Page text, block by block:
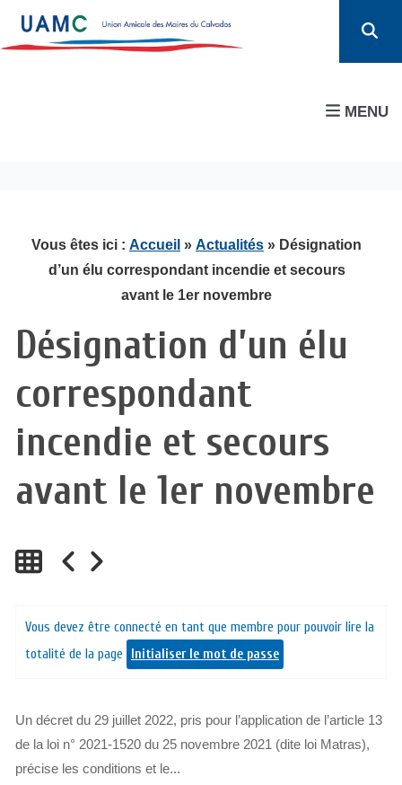
MENU
Vous êtes ici : Accueil » Actualités » Désignation
d’un élu correspondant incendie et secours
avant le 1er novembre
Désignation d’un élu
correspondant
incendie et secours
avant le 1er novembre
Vous devez être connecté en tant que membre pour pouvoir lire la
totalité de la page
Initialiser le mot de passe
Un décret du 29 juillet 2022, pris pour l’application de l’article 13
de la loi n° 2021-1520 du 25 novembre 2021 (dite loi Matras),
précise les conditions et le...